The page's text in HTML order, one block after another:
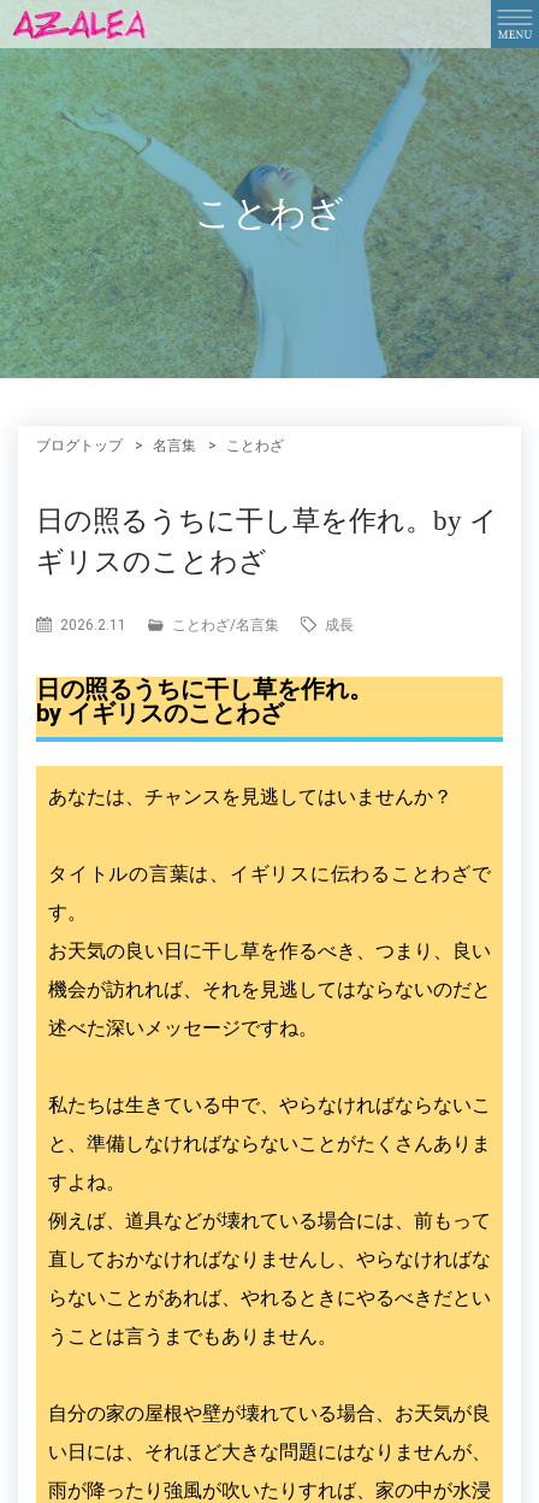
ことわざ
ブログトップ 名言集 ことわざ
日の照るうちに干し草を作れ。by イ
ギリスのことわざ
2026.2.11 ことわざ/名言集 成長
日の照るうちに干し草を作れ。
by イギリスのことわざ
あなたは、チャンスを見逃してはいませんか？
タイトルの言葉は、イギリスに伝わることわざで
す。
お天気の良い日に干し草を作るべき、つまり、良い
機会が訪れれば、それを見逃してはならないのだと
述べた深いメッセージですね。
私たちは生きている中で、やらなければならないこ
と、準備しなければならないことがたくさんありま
すよね。
例えば、道具などが壊れている場合には、前もって
直しておかなければなりませんし、やらなければな
らないことがあれば、やれるときにやるべきだとい
うことは言うまでもありません。
自分の家の屋根や壁が壊れている場合、お天気が良
い日には、それほど大きな問題にはなりませんが、
雨が降ったり強風が吹いたりすれば、家の中が水浸